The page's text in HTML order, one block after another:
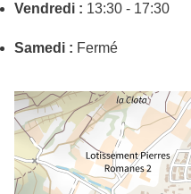
Vendredi : 13:30 - 17:30
Samedi : Fermé